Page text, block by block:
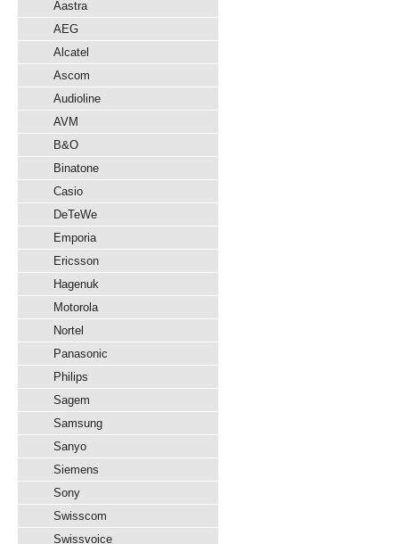
Aastra
AEG
Alcatel
Ascom
Audioline
AVM
B&O
Binatone
Casio
DeTeWe
Emporia
Ericsson
Hagenuk
Motorola
Nortel
Panasonic
Philips
Sagem
Samsung
Sanyo
Siemens
Sony
Swisscom
Swissvoice